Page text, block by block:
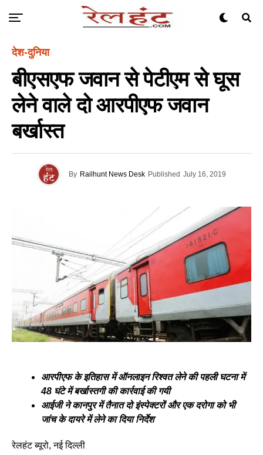
देश-दुनिया
बीएसएफ जवान से पेटीएम से घूस
लेने वाले दो आरपीएफ जवान
बर्खास्त
By Railhunt News Desk Published July 16, 2019
आरपीएफ के इतिहास में ऑनलाइन रिश्वत लेने की पहली घटना में
48 घंटे में बर्खास्तगी की कार्रवाई की गयी
आईजी ने कानपुर में तैनात दो इंस्पेक्टरों और एक दरोगा को भी
जांच के दायरे में लेने का दिया निर्देश
रेलहंट ब्यूरो, नई दिल्ली